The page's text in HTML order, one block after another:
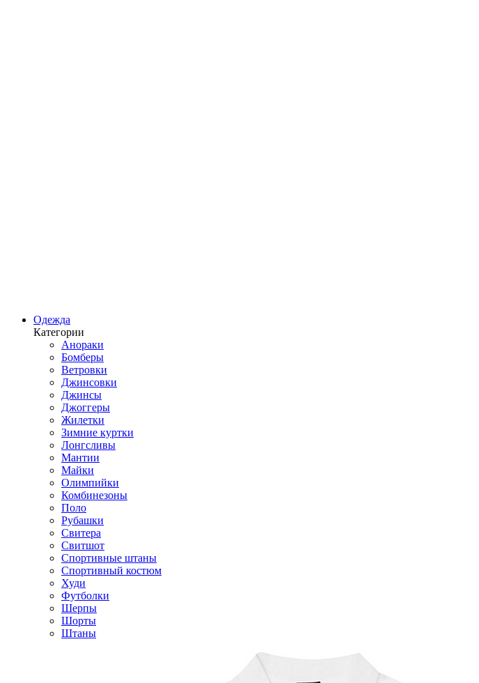
Одежда
Категории
Анораки
Бомберы
Ветровки
Джинсовки
Джинсы
Джоггеры
Жилетки
Зимние куртки
Лонгсливы
Мантии
Майки
Олимпийки
Комбинезоны
Поло
Рубашки
Свитера
Свитшот
Спортивные штаны
Спортивный костюм
Худи
Футболки
Шерпы
Шорты
Штаны